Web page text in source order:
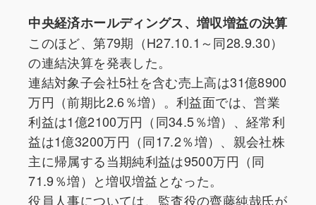
中央経済ホールディングス、増収増益の決算
このほど、第79期（H27.10.1～同28.9.30）
の連結決算を発表した。
連結対象子会社5社を含む売上高は31億8900
万円（前期比2.6％増）。利益面では、営業
利益は1億2100万円（同34.5％増）、経常利
益は1億3200万円（同17.2％増）、親会社株
主に帰属する当期純利益は9500万円（同
71.9％増）と増収増益となった。
役員人事については、監査役の齊藤純哉氏が